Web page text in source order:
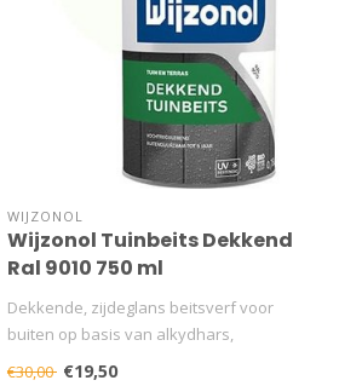
WIJZONOL
Wijzonol Tuinbeits Dekkend
Ral 9010 750 ml
Dekkende, zijdeglans beitsverf voor
buiten op basis van alkydhars,
terpentinever..
€30,00 €19,50